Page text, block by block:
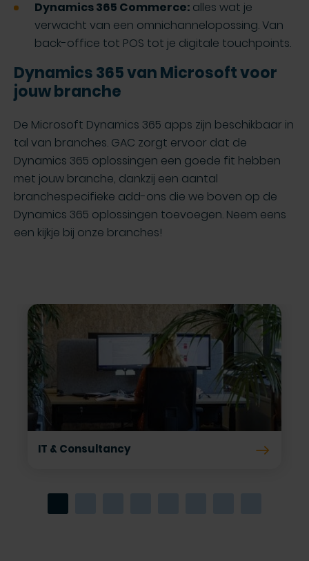
Dynamics 365 Commerce: alles wat je
verwacht van een omnichannelopossing. Van
back-office tot POS tot je digitale touchpoints.
Dynamics 365 van Microsoft voor
jouw branche
De Microsoft Dynamics 365 apps zijn beschikbaar in
tal van branches. GAC zorgt ervoor dat de
Dynamics 365 oplossingen een goede fit hebben
met jouw branche, dankzij een aantal
branchespecifieke add-ons die we boven op de
Dynamics 365 oplossingen toevoegen. Neem eens
een kijkje bij onze branches!
IT & Consultancy